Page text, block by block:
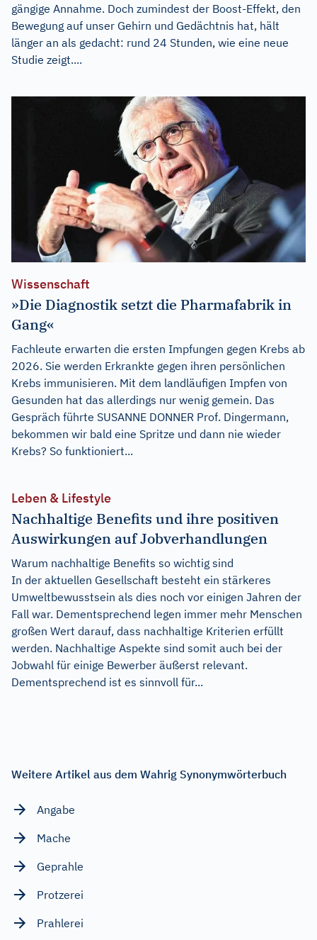
gängige Annahme. Doch zumindest der Boost-Effekt, den
Bewegung auf unser Gehirn und Gedächtnis hat, hält
länger an als gedacht: rund 24 Stunden, wie eine neue
Studie zeigt....
Wissenschaft
»Die Diagnostik setzt die Pharmafabrik in
Gang«
Fachleute erwarten die ersten Impfungen gegen Krebs ab
2026. Sie werden Erkrankte gegen ihren persönlichen
Krebs immunisieren. Mit dem landläufigen Impfen von
Gesunden hat das allerdings nur wenig gemein. Das
Gespräch führte SUSANNE DONNER Prof. Dingermann,
bekommen wir bald eine Spritze und dann nie wieder
Krebs? So funktioniert...
Leben & Lifestyle
Nachhaltige Benefits und ihre positiven
Auswirkungen auf Jobverhandlungen
Warum nachhaltige Benefits so wichtig sind
In der aktuellen Gesellschaft besteht ein stärkeres
Umweltbewusstsein als dies noch vor einigen Jahren der
Fall war. Dementsprechend legen immer mehr Menschen
großen Wert darauf, dass nachhaltige Kriterien erfüllt
werden. Nachhaltige Aspekte sind somit auch bei der
Jobwahl für einige Bewerber äußerst relevant.
Dementsprechend ist es sinnvoll für...
Weitere Artikel aus dem Wahrig Synonymwörterbuch
Angabe
Mache
Geprahle
Protzerei
Prahlerei